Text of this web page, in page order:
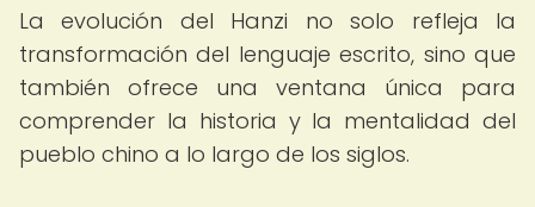
La evolución del Hanzi no solo refleja la
transformación del lenguaje escrito, sino que
también ofrece una ventana única para
comprender la historia y la mentalidad del
pueblo chino a lo largo de los siglos.